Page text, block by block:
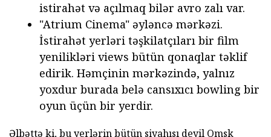
istirahət və açılmaq bilər avro zalı var.
"Atrium Cinema" əyləncə mərkəzi.
İstirahət yerləri təşkilatçıları bir film
yenilikləri views bütün qonaqlar təklif
edirik. Həmçinin mərkəzində, yalnız
yoxdur burada belə cansıxıcı bowling bir
oyun üçün bir yerdir.
Əlbəttə ki, bu yerlərin bütün siyahısı deyil Omsk